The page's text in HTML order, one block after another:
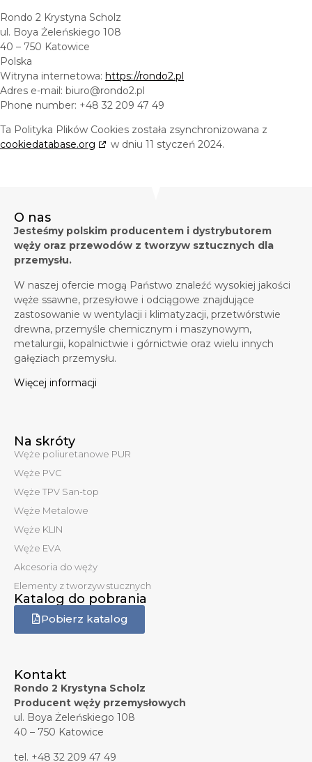
Rondo 2 Krystyna Scholz
ul. Boya Żeleńskiego 108
40 – 750 Katowice
Polska
Witryna internetowa: https://rondo2.pl
Adres e-mail: biuro@rondo2.pl
Phone number: +48 32 209 47 49
Ta Polityka Plików Cookies została zsynchronizowana z
cookiedatabase.org
w dniu 11 styczeń 2024.
O nas
Jesteśmy polskim producentem i dystrybutorem
węży oraz przewodów z tworzyw sztucznych dla
przemysłu.
W naszej ofercie mogą Państwo znaleźć wysokiej jakości
węże ssawne, przesyłowe i odciągowe znajdujące
zastosowanie w wentylacji i klimatyzacji, przetwórstwie
drewna, przemyśle chemicznym i maszynowym,
metalurgii, kopalnictwie i górnictwie oraz wielu innych
gałęziach przemysłu.
Więcej informacji
Na skróty
Węże poliuretanowe PUR
Węże PVC
Węże TPV San-top
Węże Metalowe
Węże KLIN
Węże EVA
Akcesoria do węży
Elementy z tworzyw stucznych
Katalog do pobrania
Pobierz katalog
Kontakt
Rondo 2 Krystyna Scholz
Producent węży przemysłowych
ul. Boya Żeleńskiego 108
40 – 750 Katowice
tel. +48 32 209 47 49